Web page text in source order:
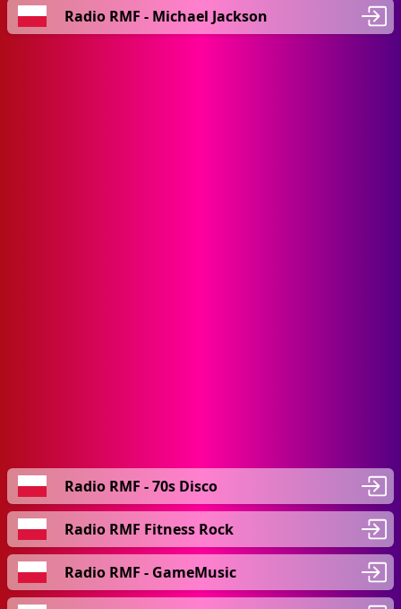
Radio RMF - Michael Jackson
Radio RMF - 70s Disco
Radio RMF Fitness Rock
Radio RMF - GameMusic